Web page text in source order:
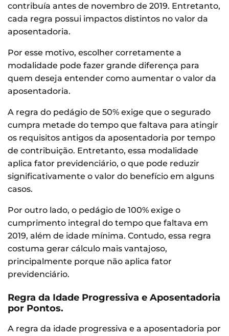
contribuía antes de novembro de 2019. Entretanto,
cada regra possui impactos distintos no valor da
aposentadoria.
Por esse motivo, escolher corretamente a
modalidade pode fazer grande diferença para
quem deseja entender como aumentar o valor da
aposentadoria.
A regra do pedágio de 50% exige que o segurado
cumpra metade do tempo que faltava para atingir
os requisitos antigos da aposentadoria por tempo
de contribuição. Entretanto, essa modalidade
aplica fator previdenciário, o que pode reduzir
significativamente o valor do benefício em alguns
casos.
Por outro lado, o pedágio de 100% exige o
cumprimento integral do tempo que faltava em
2019, além de idade mínima. Contudo, essa regra
costuma gerar cálculo mais vantajoso,
principalmente porque não aplica fator
previdenciário.
Regra da Idade Progressiva e Aposentadoria
por Pontos.
A regra da idade progressiva e a aposentadoria por